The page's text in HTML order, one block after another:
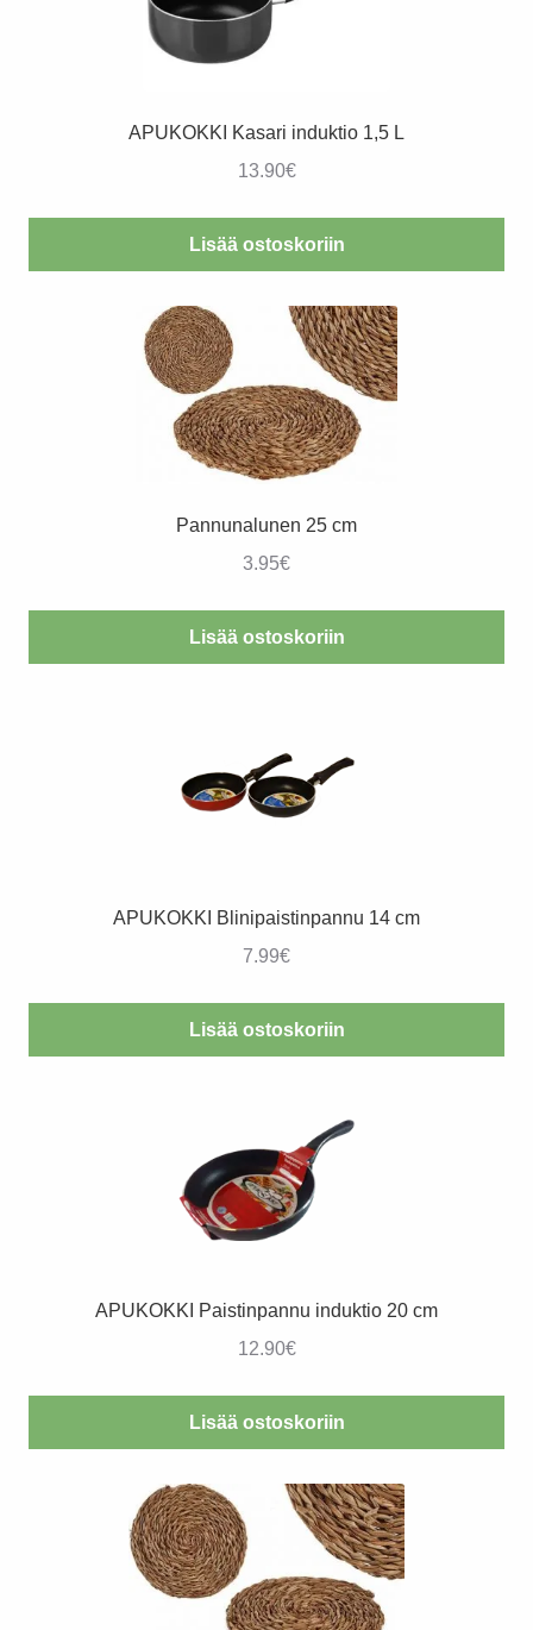
APUKOKKI Kasari induktio 1,5 L
13.90€
Lisää ostoskoriin
Pannunalunen 25 cm
3.95€
Lisää ostoskoriin
APUKOKKI Blinipaistinpannu 14 cm
7.99€
Lisää ostoskoriin
APUKOKKI Paistinpannu induktio 20 cm
12.90€
Lisää ostoskoriin